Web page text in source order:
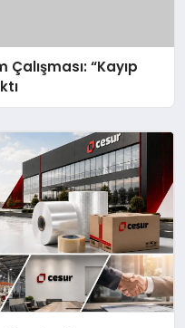
Çalışması: “Kayıp